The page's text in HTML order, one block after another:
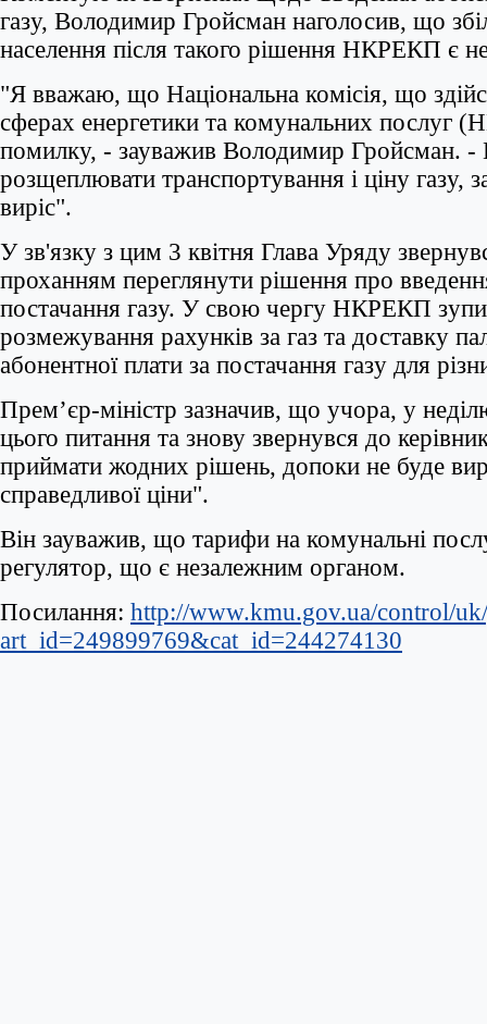
газу, Володимир Гройсман наголосив, що
населення після такого рішення НКРЕКП є
"Я вважаю, що Національна комісія, що
сферах енергетики та комунальних послуг
помилку, - зауважив Володимир Гройсман. -
розщеплювати транспортування і ціну газу,
виріс".
У зв'язку з цим 3 квітня Глава Уряду
проханням переглянути рішення про
постачання газу. У свою чергу НКРЕКП
розмежування рахунків за газ та доставку
абонентної плати за постачання газу для
Прем’єр-міністр зазначив, що учора, у
цього питання та знову звернувся до
приймати жодних рішень, допоки не буде
справедливої ціни".
Він зауважив, що тарифи на комунальні
регулятор, що є незалежним органом.
Посилання: http://www.kmu.gov.ua/control/
art_id=249899769&cat_id=244274130